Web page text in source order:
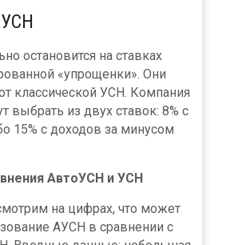
остановится на ставках
«упрощенки». Они
классической УСН. Компания
выбрать из двух ставок: 8% с
15% с доходов за минусом
АвтоУСН и УСН
на цифрах, что может
АУСН в сравнении с